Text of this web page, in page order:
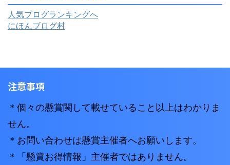
人気ブログランキングへ
にほんブログ村
注意事項
＊個々の懸賞関して載せていること以上はわかりま
せん。
＊お問い合わせは懸賞主催者へお願いします。
＊「懸賞お得情報」主催者ではありません。